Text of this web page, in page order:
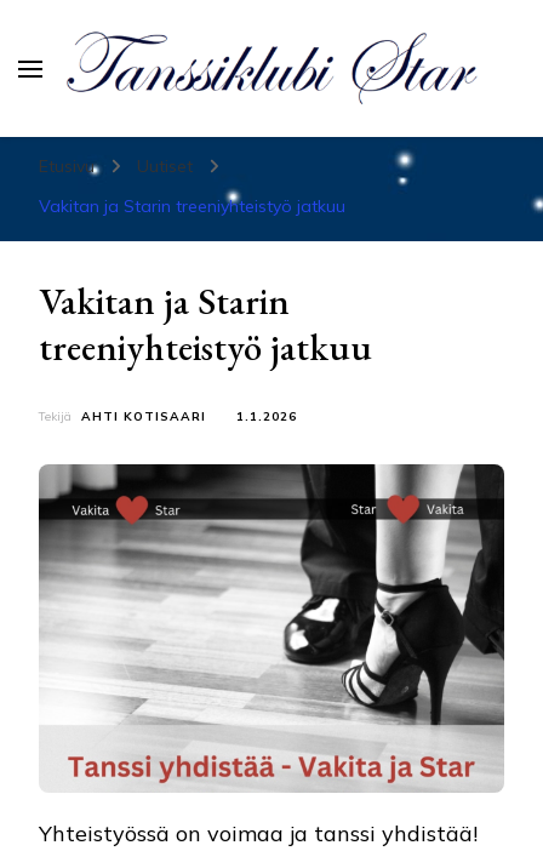
Tanssiurheiluseura Star
Etusivu
Uutiset
Vakitan ja Starin treeniyhteistyö jatkuu
Vakitan ja Starin
treeniyhteistyö jatkuu
Tekijä AHTI KOTISAARI 1.1.2026
Yhteistyössä on voimaa ja tanssi yhdistää!